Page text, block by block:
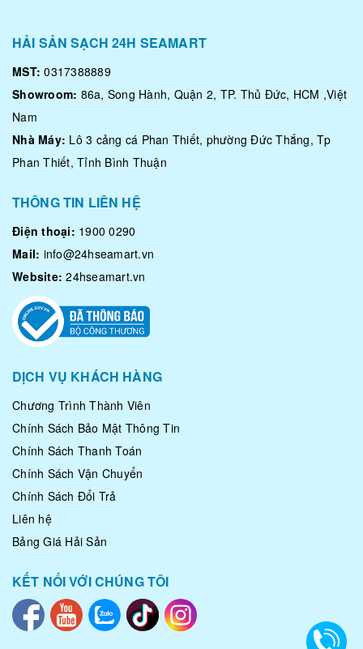
HẢI SẢN SẠCH 24H SEAMART
MST: 0317388889
Showroom: 86a, Song Hành, Quận 2, TP. Thủ Đức, HCM ,Việt
Nam
Nhà Máy: Lô 3 cảng cá Phan Thiết, phường Đức Thắng, Tp
Phan Thiết, Tỉnh Bình Thuận
THÔNG TIN LIÊN HỆ
Điện thoại: 1900 0290
Mail: info@24hseamart.vn
Website: 24hseamart.vn
DỊCH VỤ KHÁCH HÀNG
Chương Trình Thành Viên
Chính Sách Bảo Mật Thông Tin
Chính Sách Thanh Toán
Chính Sách Vận Chuyển
Chính Sách Đổi Trả
Liên hệ
Bảng Giá Hải Sản
KẾT NỐI VỚI CHÚNG TÔI